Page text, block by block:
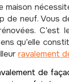
maison
de neuf. Vous
qu’elle
ravalement
de